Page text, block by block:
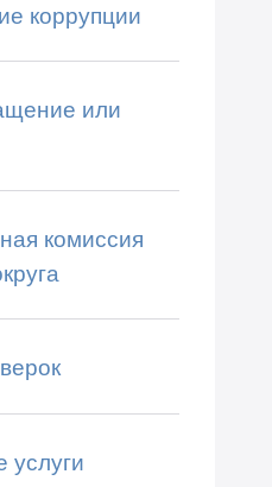
коррупции
или
комиссия
услуги